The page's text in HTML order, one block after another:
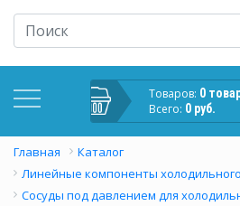
Товаров: 0
Всего: 0 руб.
Главная
Каталог
Линейные компоненты
Сосуды под давлением для